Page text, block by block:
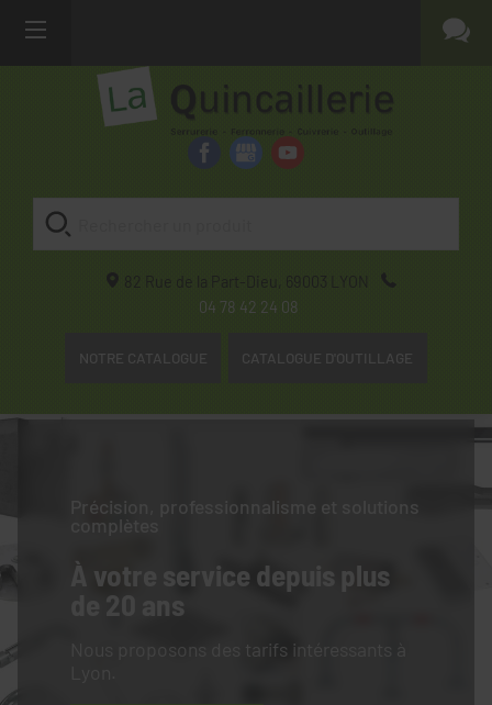
82 Rue de la Part-Dieu, 69003
LYON
04 78 42 24 08
NOTRE CATALOGUE CATALOGUE D'OUTILLAGE
Précision, professionnalisme et solutions
complètes
À votre service depuis plus
de 20 ans
Nous proposons des tarifs intéressants à